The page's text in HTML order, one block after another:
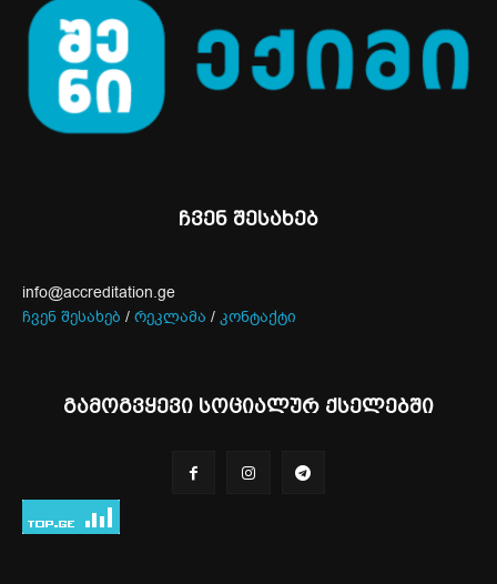
ჩვენ შესახებ
info@accreditation.ge
ჩვენ შესახებ / რეკლამა / კონტაქტი
გამოგვყევი სოციალურ ქსელებში